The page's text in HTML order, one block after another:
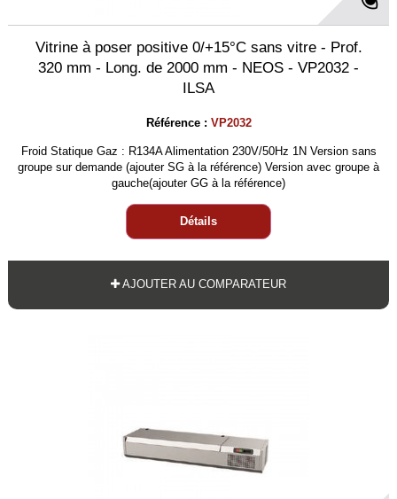
Vitrine à poser positive 0/+15°C sans vitre - Prof.
320 mm - Long. de 2000 mm - NEOS - VP2032 -
ILSA
Référence : VP2032
Froid Statique Gaz : R134A Alimentation 230V/50Hz 1N Version sans
groupe sur demande (ajouter SG à la référence) Version avec groupe à
gauche(ajouter GG à la référence)
Détails
AJOUTER AU COMPARATEUR